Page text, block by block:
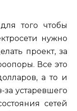
того чтобы
нужно
проект, за
Все это
а то и
устаревшего
сетей